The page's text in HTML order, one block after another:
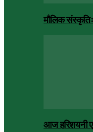
मौलिक
आज हरिशयनी